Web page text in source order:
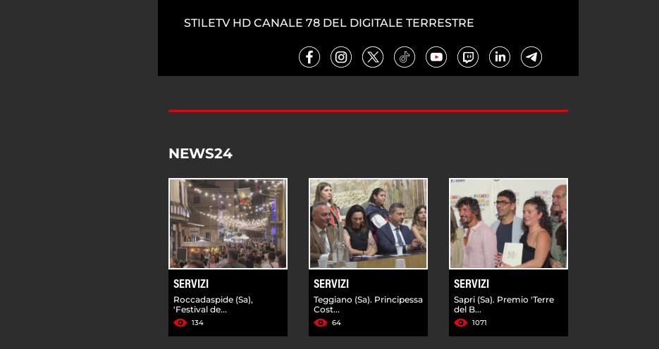
STILETV HD CANALE 78 DEL DIGITALE TERRESTRE
NEWS24
SERVIZI
Roccadaspide (Sa),
'Festival de...
134
SERVIZI
Teggiano (Sa). Principessa
Cost...
64
SERVIZI
Sapri (Sa). Premio 'Terre
del B...
1071